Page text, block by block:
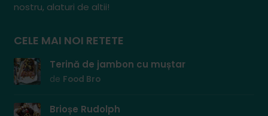
nostru, alaturi de altii!
CELE MAI NOI RETETE
Terină de jambon cu muștar
de Food Bro
Brioșe Rudolph